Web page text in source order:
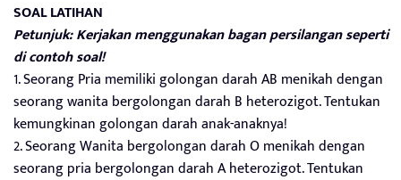
SOAL LATIHAN
Petunjuk: Kerjakan menggunakan bagan persilangan seperti
di contoh soal!
1. Seorang Pria memiliki golongan darah AB menikah dengan
seorang wanita bergolongan darah B heterozigot. Tentukan
kemungkinan golongan darah anak-anaknya!
2. Seorang Wanita bergolongan darah O menikah dengan
seorang pria bergolongan darah A heterozigot. Tentukan